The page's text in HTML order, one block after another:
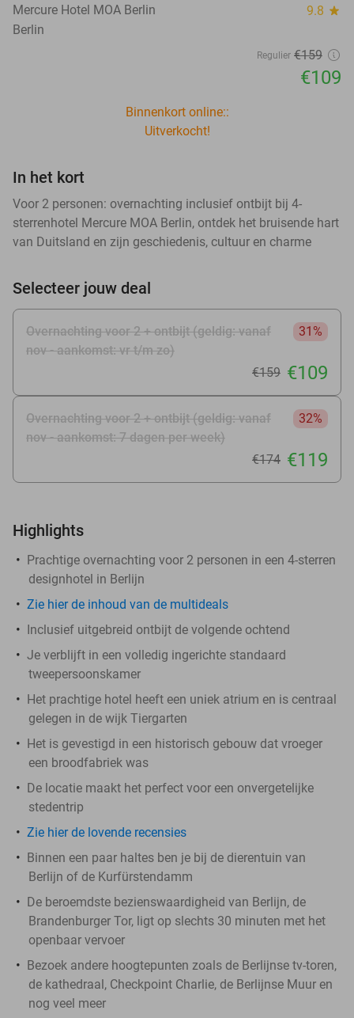
Mercure Hotel MOA Berlin 9.8 star
Berlin
Regulier €159
€109
Binnenkort online::
Uitverkocht!
In het kort
Voor 2 personen: overnachting inclusief ontbijt bij 4-
sterrenhotel Mercure MOA Berlin, ontdek het bruisende hart
van Duitsland en zijn geschiedenis, cultuur en charme
Selecteer jouw deal
Overnachting voor 2 + ontbijt (geldig: vanaf
nov - aankomst: vr t/m zo)
31%
€159 €109
Overnachting voor 2 + ontbijt (geldig: vanaf
nov - aankomst: 7 dagen per week)
32%
€174 €119
Highlights
Prachtige overnachting voor 2 personen in een 4-sterren
designhotel in Berlijn
Zie hier de inhoud van de multideals
Inclusief uitgebreid ontbijt de volgende ochtend
Je verblijft in een volledig ingerichte standaard
tweepersoonskamer
Het prachtige hotel heeft een uniek atrium en is centraal
gelegen in de wijk Tiergarten
Het is gevestigd in een historisch gebouw dat vroeger
een broodfabriek was
De locatie maakt het perfect voor een onvergetelijke
stedentrip
Zie hier de lovende recensies
Binnen een paar haltes ben je bij de dierentuin van
Berlijn of de Kurfürstendamm
De beroemdste bezienswaardigheid van Berlijn, de
Brandenburger Tor, ligt op slechts 30 minuten met het
openbaar vervoer
Bezoek andere hoogtepunten zoals de Berlijnse tv-toren,
de kathedraal, Checkpoint Charlie, de Berlijnse Muur en
nog veel meer